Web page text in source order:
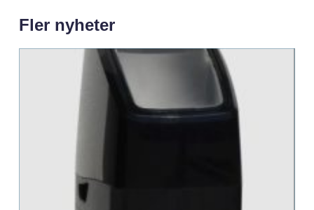
Fler nyheter